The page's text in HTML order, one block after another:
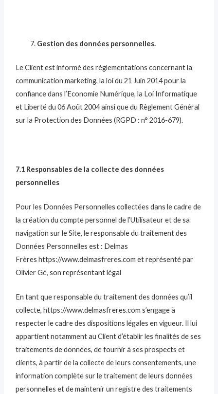
Gestion des données personnelles.
Le Client est informé des réglementations concernant la
communication marketing, la loi du 21 Juin 2014 pour la
confiance dans l’Economie Numérique, la Loi Informatique
et Liberté du 06 Août 2004 ainsi que du Règlement Général
sur la Protection des Données (RGPD : n° 2016-679).
7.1 Responsables de la collecte des données
personnelles
Pour les Données Personnelles collectées dans le cadre de
la création du compte personnel de l’Utilisateur et de sa
navigation sur le Site, le responsable du traitement des
Données Personnelles est : Delmas
Frères https://www.delmasfreres.com et représenté par
Olivier Gé, son représentant légal
En tant que responsable du traitement des données qu’il
collecte, https://www.delmasfreres.com s’engage à
respecter le cadre des dispositions légales en vigueur. Il lui
appartient notamment au Client d’établir les finalités de ses
traitements de données, de fournir à ses prospects et
clients, à partir de la collecte de leurs consentements, une
information complète sur le traitement de leurs données
personnelles et de maintenir un registre des traitements